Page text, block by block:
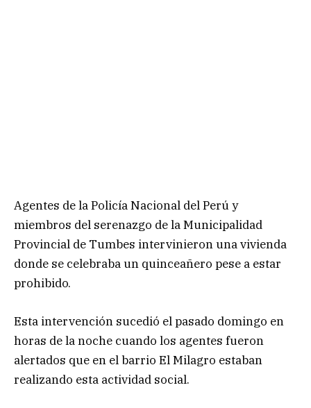
Agentes de la Policía Nacional del Perú y
miembros del serenazgo de la Municipalidad
Provincial de Tumbes intervinieron una vivienda
donde se celebraba un quinceañero pese a estar
prohibido.
Esta intervención sucedió el pasado domingo en
horas de la noche cuando los agentes fueron
alertados que en el barrio El Milagro estaban
realizando esta actividad social.